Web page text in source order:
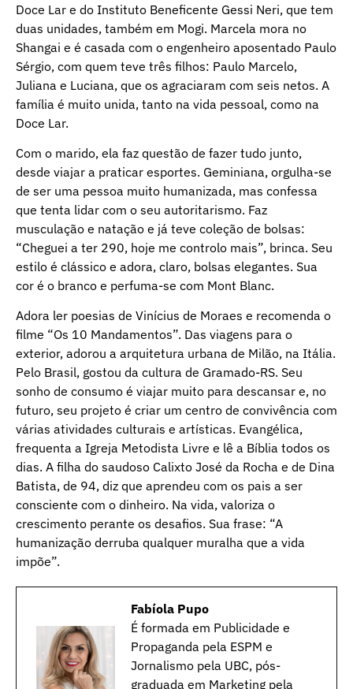
Doce Lar e do Instituto Beneficente Gessi Neri, que tem
duas unidades, também em Mogi. Marcela mora no
Shangai e é casada com o engenheiro aposentado Paulo
Sérgio, com quem teve três filhos: Paulo Marcelo,
Juliana e Luciana, que os agraciaram com seis netos. A
família é muito unida, tanto na vida pessoal, como na
Doce Lar.
Com o marido, ela faz questão de fazer tudo junto,
desde viajar a praticar esportes. Geminiana, orgulha-se
de ser uma pessoa muito humanizada, mas confessa
que tenta lidar com o seu autoritarismo. Faz
musculação e natação e já teve coleção de bolsas:
“Cheguei a ter 290, hoje me controlo mais”, brinca. Seu
estilo é clássico e adora, claro, bolsas elegantes. Sua
cor é o branco e perfuma-se com Mont Blanc.
Adora ler poesias de Vinícius de Moraes e recomenda o
filme “Os 10 Mandamentos”. Das viagens para o
exterior, adorou a arquitetura urbana de Milão, na Itália.
Pelo Brasil, gostou da cultura de Gramado-RS. Seu
sonho de consumo é viajar muito para descansar e, no
futuro, seu projeto é criar um centro de convivência com
várias atividades culturais e artísticas. Evangélica,
frequenta a Igreja Metodista Livre e lê a Bíblia todos os
dias. A filha do saudoso Calixto José da Rocha e de Dina
Batista, de 94, diz que aprendeu com os pais a ser
consciente com o dinheiro. Na vida, valoriza o
crescimento perante os desafios. Sua frase: “A
humanização derruba qualquer muralha que a vida
impõe”.
Fabíola Pupo
É formada em Publicidade e
Propaganda pela ESPM e
Jornalismo pela UBC, pós-
graduada em Marketing pela